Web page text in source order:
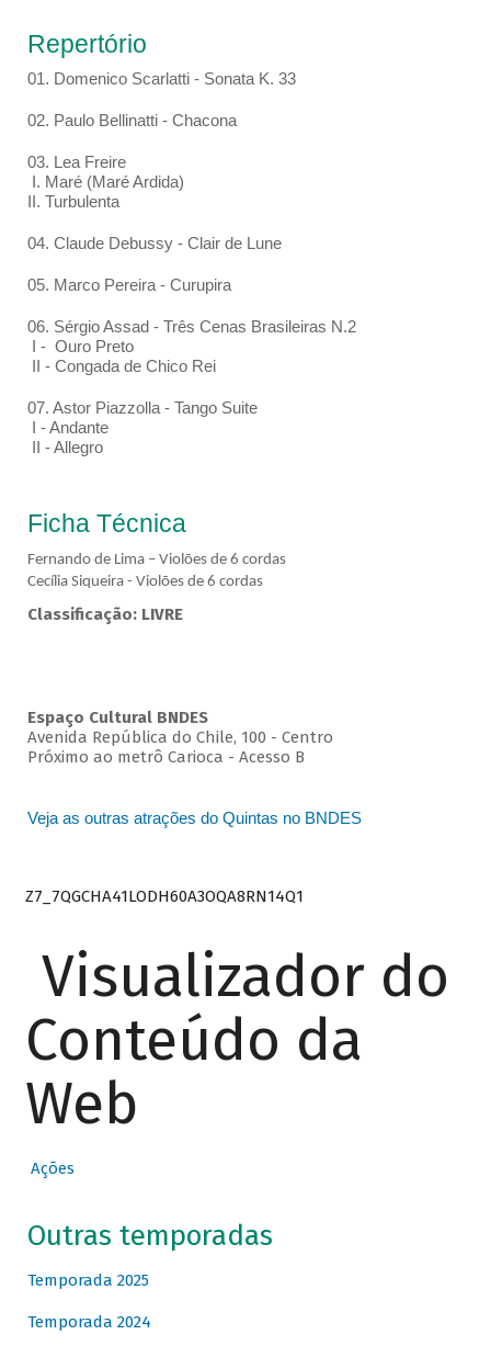
Repertório
01. Domenico Scarlatti - Sonata K. 33
02. Paulo Bellinatti - Chacona
03. Lea Freire
I. Maré (Maré Ardida)
II. Turbulenta
04. Claude Debussy - Clair de Lune
05. Marco Pereira - Curupira
06. Sérgio Assad - Três Cenas Brasileiras N.2
I - Ouro Preto
II - Congada de Chico Rei
07. Astor Piazzolla - Tango Suite
I - Andante
II - Allegro
Ficha Técnica
Fernando de Lima – Violões de 6 cordas
Cecília Siqueira - Violões de 6 cordas
Classificação: LIVRE
Espaço Cultural BNDES
Avenida República do Chile, 100 - Centro
Próximo ao metrô Carioca - Acesso B
Veja as outras atrações do Quintas no BNDES
Z7_7QGCHA41LODH60A3OQA8RN14Q1
Visualizador do
Conteúdo da
Web
Ações
Outras temporadas
Temporada 2025
Temporada 2024